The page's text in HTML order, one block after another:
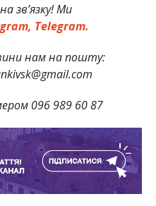
зв’язку! Ми
Telegram.
нам на пошту:
096 989 60 87